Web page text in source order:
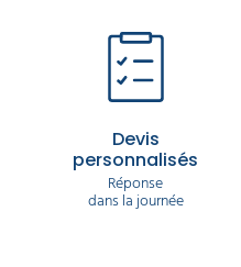
Devis
personnalisés
Réponse
dans la journée